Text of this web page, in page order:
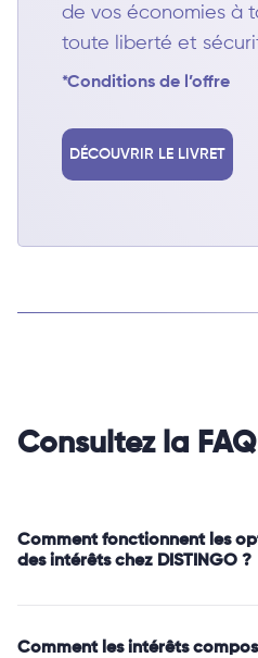
de vos économies à
toute liberté et
*Conditions de l’offre
DÉCOUVRIR LE LIVRET
Consultez la FAQ
Comment fonctionnent les
des intérêts chez DISTINGO ?
Comment les intérêts